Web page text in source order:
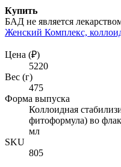
Купить
БАД не является
Женский Комплекс,
Цена (₽)
5220
Вес (г)
475
Форма выпуска
Коллоидная
фитоформула) во
мл
SKU
805